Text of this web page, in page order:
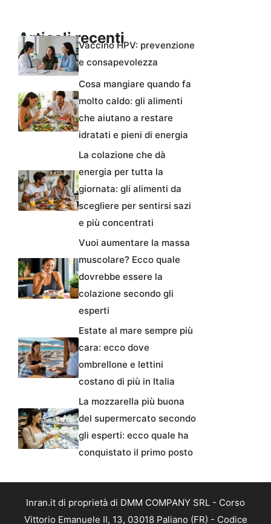
Articoli recentiVaccino HPV: prevenzione
e consapevolezza
Cosa mangiare quando fa
molto caldo: gli alimenti
che aiutano a restare
idratati e pieni di energia
La colazione che dà
energia per tutta la
giornata: gli alimenti da
scegliere per sentirsi sazi
e più concentrati
Vuoi aumentare la massa
muscolare? Ecco quale
dovrebbe essere la
colazione secondo gli
esperti
Estate al mare sempre più
cara: ecco dove
ombrellone e lettini
costano di più in Italia
La mozzarella più buona
del supermercato secondo
gli esperti: ecco quale ha
conquistato il primo posto
Inran.it di proprietà di DMM COMPANY SRL - Corso
Vittorio Emanuele II, 13, 03018 Paliano (FR) - Codice